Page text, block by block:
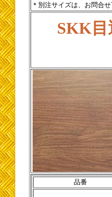
＊別注サイズは、お問合せ
SKK
品番